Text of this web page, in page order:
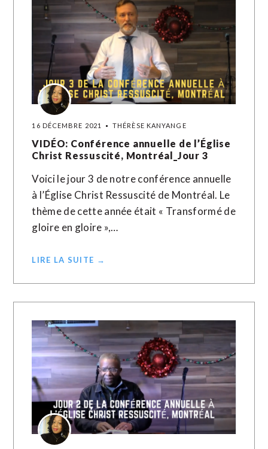
16 DÉCEMBRE 2021 THÉRÈSE KANYANGE
VIDÉO: Conférence annuelle de l’Église
Christ Ressuscité, Montréal_Jour 3
Voici le jour 3 de notre conférence annuelle
à l’Église Christ Ressuscité de Montréal. Le
thème de cette année était « Transformé de
gloire en gloire »,…
LIRE LA SUITE →